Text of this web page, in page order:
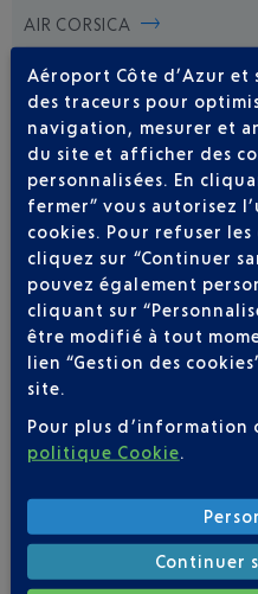
AIR CORSICA
AIR FRANCE
ITA AIRWAYS
Soyez notifié(e) de
toutes les évolutions
pour ce vol
Aéroport Côte d’Azur
des traceurs pour
navigation, mesurer et
du site et afficher des
personnalisées. En
fermer” vous autorisez
cookies. Pour refuser les
cliquez sur “Continuer
pouvez également
cliquant sur
être modifié à tout
lien “Gestion des
site.
Pour plus d’information
politique Cookie
Continuer